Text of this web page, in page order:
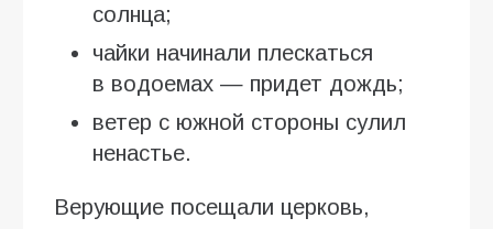
солнца;
чайки начинали плескаться
в водоемах — придет дождь;
ветер с южной стороны сулил
ненастье.
Верующие посещали церковь,